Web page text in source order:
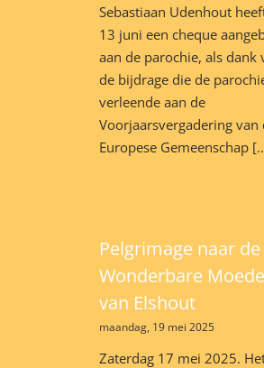
Sebastiaan Udenhout
13 juni een cheque
aan de parochie, als dank
de bijdrage die de
verleende aan de
Voorjaarsvergadering van
Europese Gemeenschap
Pelgrimage naar de
Wonderbare
van Elshout
maandag, 19 mei 2025
Zaterdag 17 mei 2025.